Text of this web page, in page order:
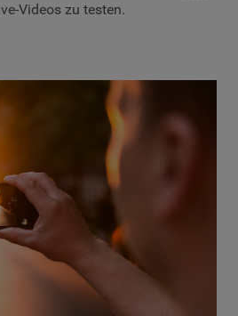
Videos zu testen.